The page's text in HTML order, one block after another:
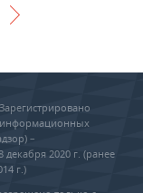
информационных
–
2020 г. (ранее
г.)